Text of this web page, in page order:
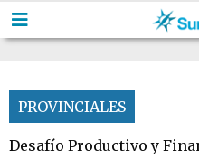
PROVINCIALES
Desafío Productivo y